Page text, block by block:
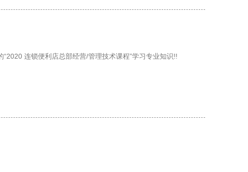
连锁便利店总部经营/管理技术课程”学习专业知识!!